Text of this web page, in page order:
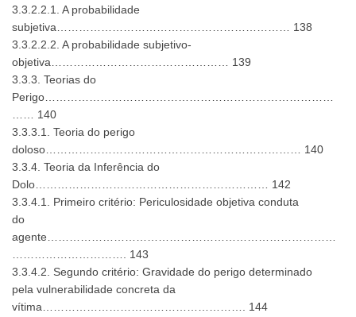
3.3.2.2.1. A probabilidade
subjetiva……………………………………………………… 138
3.3.2.2.2. A probabilidade subjetivo-
objetiva………………………………………… 139
3.3.3. Teorias do
Perigo……………………………………………………………………
…… 140
3.3.3.1. Teoria do perigo
doloso…………………………………………………………… 140
3.3.4. Teoria da Inferência do
Dolo……………………………………………………… 142
3.3.4.1. Primeiro critério: Periculosidade objetiva conduta
do
agente……………………………………………………………………
…………………………. 143
3.3.4.2. Segundo critério: Gravidade do perigo determinado
pela vulnerabilidade concreta da
vítima………………………………………………. 144